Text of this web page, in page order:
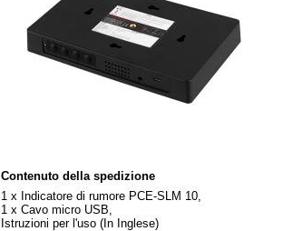
Contenuto della spedizione
1 x Indicatore di rumore PCE-SLM 10,
1 x Cavo micro USB,
Istruzioni per l'uso (In Inglese)